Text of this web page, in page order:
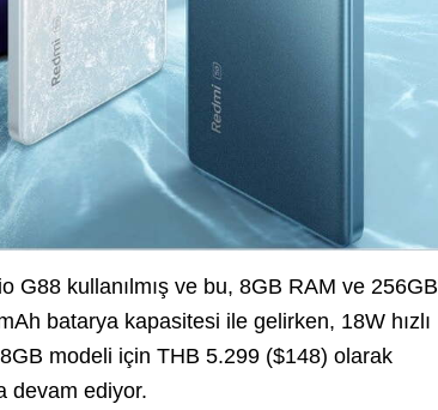
G88 kullanılmış ve bu, 8GB RAM ve 256GB
batarya kapasitesi ile gelirken, 18W hızlı
modeli için THB 5.299 ($148) olarak
devam ediyor.